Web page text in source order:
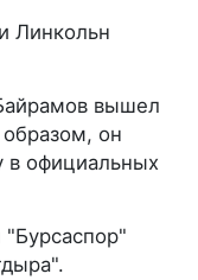
Линкольн
вышел
он
в официальных